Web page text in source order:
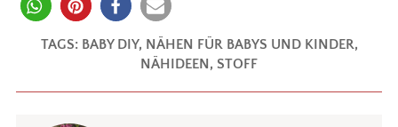
TAGS: BABY DIY, NÄHEN FÜR BABYS UND KINDER,
NÄHIDEEN, STOFF